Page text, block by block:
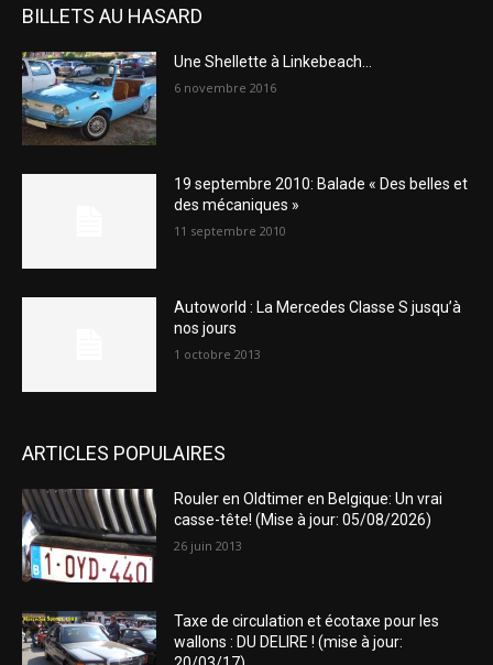
BILLETS AU HASARD
Une Shellette à Linkebeach…
6 novembre 2016
19 septembre 2010: Balade « Des belles et
des mécaniques »
11 septembre 2010
Autoworld : La Mercedes Classe S jusqu’à
nos jours
1 octobre 2013
ARTICLES POPULAIRES
Rouler en Oldtimer en Belgique: Un vrai
casse-tête! (Mise à jour: 05/08/2026)
26 juin 2013
Taxe de circulation et écotaxe pour les
wallons : DU DELIRE ! (mise à jour: